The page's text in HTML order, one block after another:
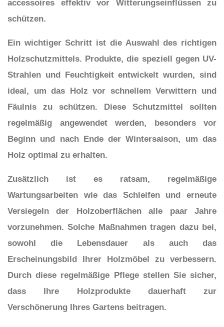
accessoires effektiv vor Witterungseinflüssen zu
schützen.
Ein wichtiger Schritt ist die Auswahl des richtigen
Holzschutzmittels. Produkte, die speziell gegen UV-
Strahlen und Feuchtigkeit entwickelt wurden, sind
ideal, um das Holz vor schnellem Verwittern und
Fäulnis zu schützen. Diese Schutzmittel sollten
regelmäßig angewendet werden, besonders vor
Beginn und nach Ende der Wintersaison, um das
Holz optimal zu erhalten.
Zusätzlich ist es ratsam, regelmäßige
Wartungsarbeiten wie das Schleifen und erneute
Versiegeln der Holzoberflächen alle paar Jahre
vorzunehmen. Solche Maßnahmen tragen dazu bei,
sowohl die Lebensdauer als auch das
Erscheinungsbild Ihrer Holzmöbel zu verbessern.
Durch diese regelmäßige Pflege stellen Sie sicher,
dass Ihre Holzprodukte dauerhaft zur
Verschönerung Ihres Gartens beitragen.